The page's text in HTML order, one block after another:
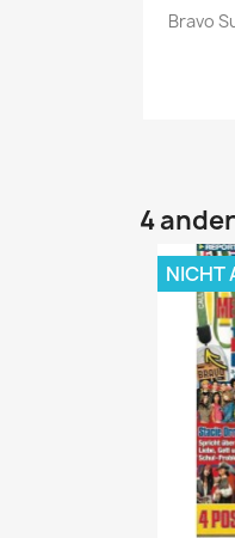
Bravo
4
NICHT